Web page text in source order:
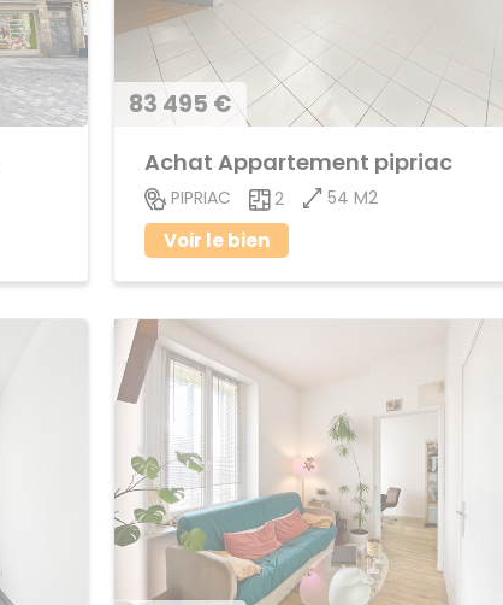
83 495 €
Achat Appartement pipriac
PIPRIAC 2 54 M2
Voir le bien